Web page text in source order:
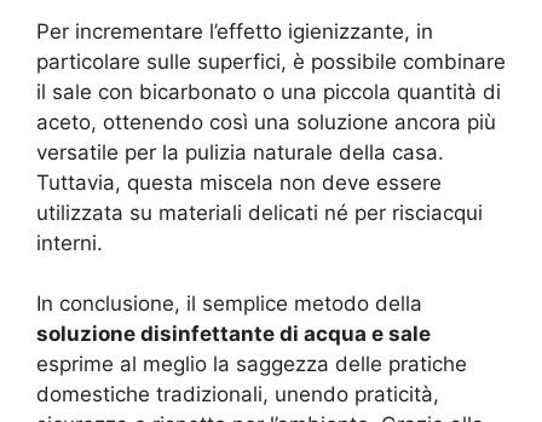
Per incrementare l’effetto igienizzante, in
particolare sulle superfici, è possibile combinare
il sale con bicarbonato o una piccola quantità di
aceto, ottenendo così una soluzione ancora più
versatile per la pulizia naturale della casa.
Tuttavia, questa miscela non deve essere
utilizzata su materiali delicati né per risciacqui
interni.
In conclusione, il semplice metodo della
soluzione disinfettante di acqua e sale
esprime al meglio la saggezza delle pratiche
domestiche tradizionali, unendo praticità,